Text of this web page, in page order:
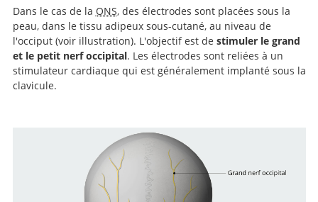
Dans le cas de la ONS, des électrodes sont placées sous la
peau, dans le tissu adipeux sous-cutané, au niveau de
l'occiput (voir illustration). L'objectif est de stimuler le grand
et le petit nerf occipital. Les électrodes sont reliées à un
stimulateur cardiaque qui est généralement implanté sous la
clavicule.